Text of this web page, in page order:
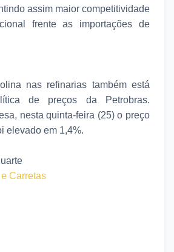
assim maior competitividade
frente as importações de
nas refinarias também está
de preços da Petrobras.
nesta quinta-feira (25) o preço
elevado em 1,4%.
Carretas